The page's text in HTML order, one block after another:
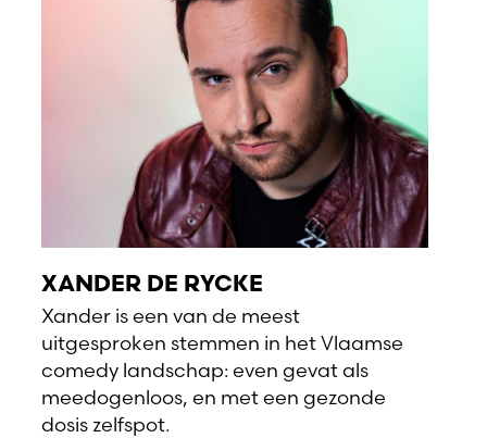
XANDER DE RYCKE
Xander is een van de meest
uitgesproken stemmen in het Vlaamse
comedy landschap: even gevat als
meedogenloos, en met een gezonde
dosis zelfspot.